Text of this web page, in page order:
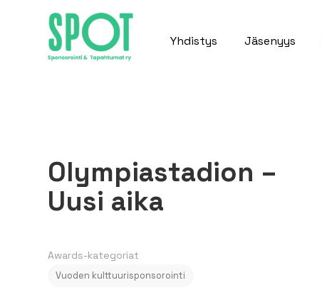
Yhdistys Jäsenyys
Olympiastadion –
Uusi aika
Awards-kategoriat
Vuoden kulttuurisponsorointi